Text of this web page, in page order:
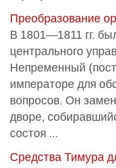
Преобразование
В 1801—1811 гг.
центрального
Непременный
императоре для
вопросов. Он
дворе,
состоя ...
Средства Тимура